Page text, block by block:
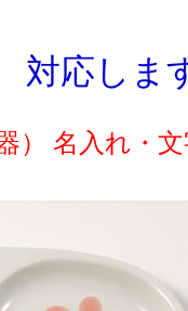
応しま
） 名入れ・